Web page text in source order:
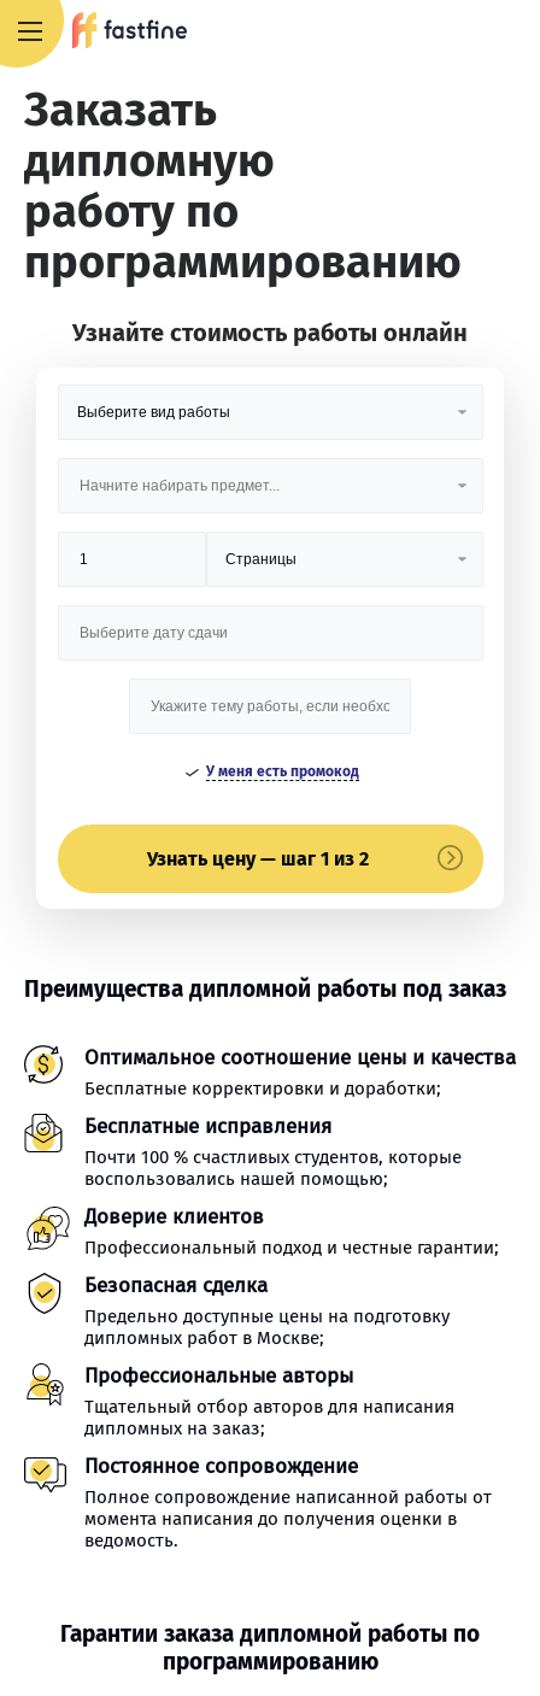
Заказать
дипломную
работу по
программированию
Узнайте стоимость работы онлайн
У меня есть промокод
Узнать цену — шаг 1 из 2
Преимущества дипломной работы под заказ
Оптимальное соотношение цены и качества
Бесплатные корректировки и доработки;
Бесплатные исправления
Почти 100 % счастливых студентов, которые
воспользовались нашей помощью;
Доверие клиентов
Профессиональный подход и честные гарантии;
Безопасная сделка
Предельно доступные цены на подготовку
дипломных работ в Москве;
Профессиональные авторы
Тщательный отбор авторов для написания
дипломных на заказ;
Постоянное сопровождение
Полное сопровождение написанной работы от
момента написания до получения оценки в
ведомость.
Гарантии заказа дипломной работы по
программированию